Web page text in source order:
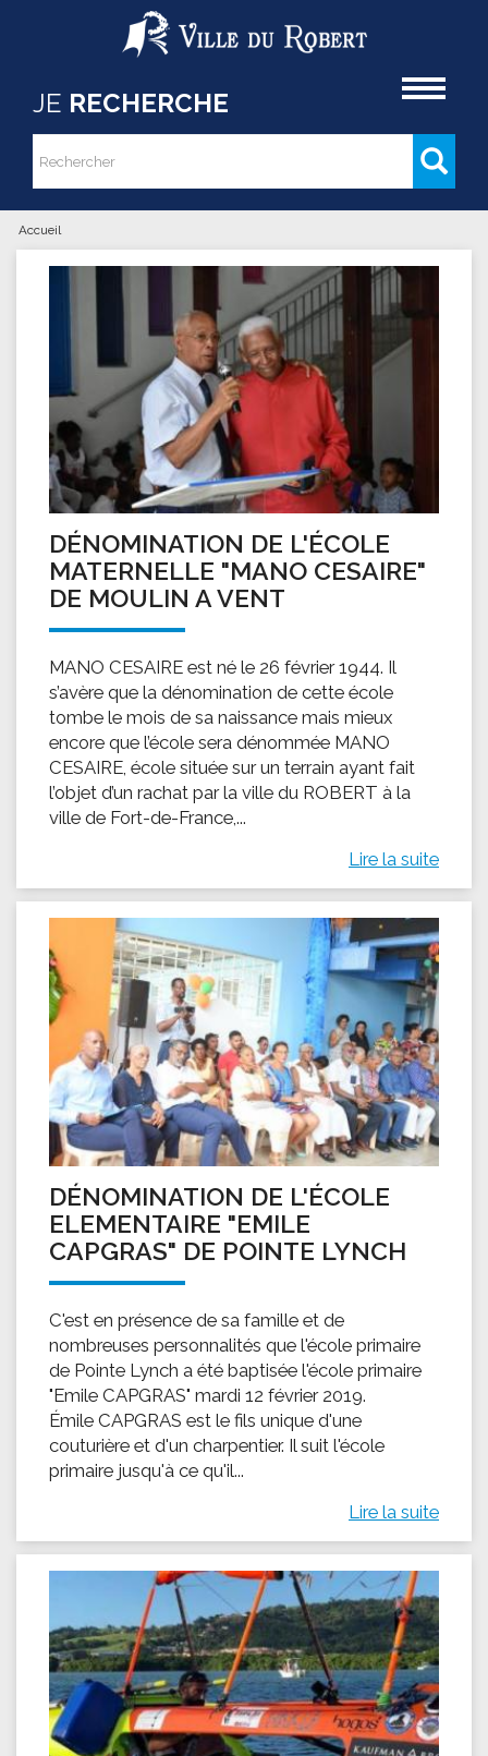
Aller au contenu principal
JE RECHERCHE
Formulaire de recherche
Rechercher
Vous êtes ici
Accueil
DÉNOMINATION DE L'ÉCOLE
MATERNELLE "MANO CESAIRE"
DE MOULIN A VENT
MANO CESAIRE est né le 26 février 1944. Il
s’avère que la dénomination de cette école
tombe le mois de sa naissance mais mieux
encore que l’école sera dénommée MANO
CESAIRE, école située sur un terrain ayant fait
l’objet d’un rachat par la ville du ROBERT à la
ville de Fort-de-France,...
Lire la suite
DÉNOMINATION DE L'ÉCOLE
ELEMENTAIRE "EMILE
CAPGRAS" DE POINTE LYNCH
C'est en présence de sa famille et de
nombreuses personnalités que l'école primaire
de Pointe Lynch a été baptisée l'école primaire
"Emile CAPGRAS" mardi 12 février 2019.
Émile CAPGRAS est le fils unique d'une
couturière et d'un charpentier. Il suit l'école
primaire jusqu'à ce qu'il...
Lire la suite